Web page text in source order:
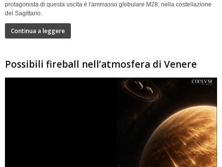
protagonista di questa uscita è l'ammasso globulare M28, nella costellazione
del Sagittario.
Continua a leggere
Possibili fireball nell’atmosfera di Venere